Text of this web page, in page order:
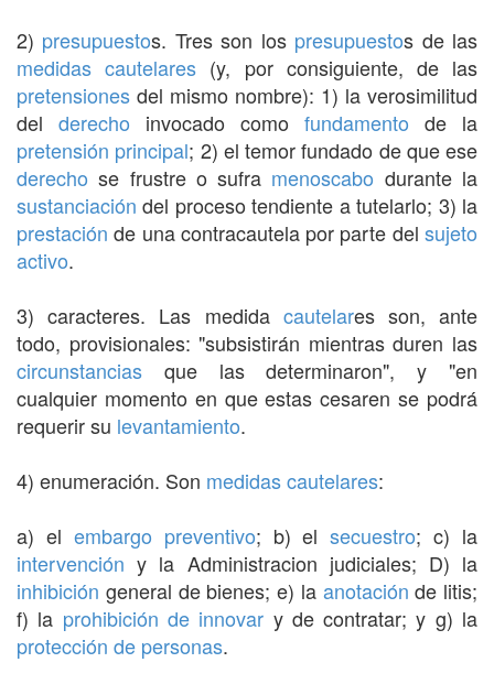
2) presupuestos. Tres son los presupuestos de las
medidas cautelares (y, por consiguiente, de las
pretensiones del mismo nombre): 1) la verosimilitud
del derecho invocado como fundamento de la
pretensión principal; 2) el temor fundado de que ese
derecho se frustre o sufra menoscabo durante la
sustanciación del proceso tendiente a tutelarlo; 3) la
prestación de una contracautela por parte del sujeto
activo.
3) caracteres. Las medida cautelares son, ante
todo, provisionales: "subsistirán mientras duren las
circunstancias que las determinaron", y "en
cualquier momento en que estas cesaren se podrá
requerir su levantamiento.
4) enumeración. Son medidas cautelares:
a) el embargo preventivo; b) elsecuestro; c) la
intervención y la Administracion judiciales; D) la
inhibición general de bienes; e) la anotación de litis;
f) la prohibición de innovar y de contratar; y g) la
protección de personas.